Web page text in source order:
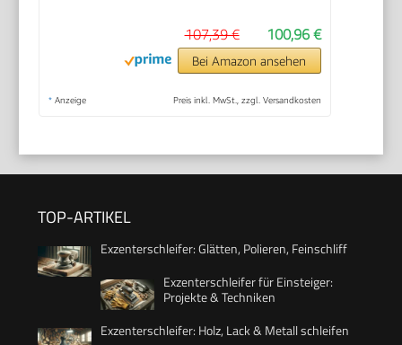
100,96 €
107,39 €
Bei Amazon ansehen
* Anzeige Preis inkl. MwSt., zzgl. Versandkosten
TOP-ARTIKEL
Exzenterschleifer: Glätten, Polieren, Feinschliff
Exzenterschleifer für Einsteiger:
Projekte & Techniken
Exzenterschleifer: Holz, Lack & Metall schleifen